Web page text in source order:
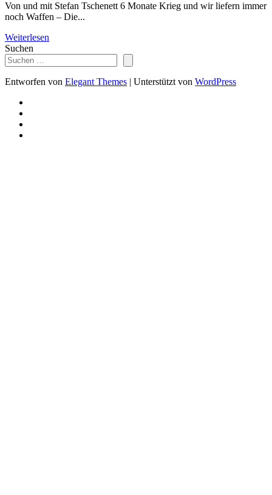
Von und mit Stefan Tschenett 6 Monate Krieg und wir liefern immer
noch Waffen – Die...
Weiterlesen
Suchen
Entworfen von Elegant Themes | Unterstützt von WordPress